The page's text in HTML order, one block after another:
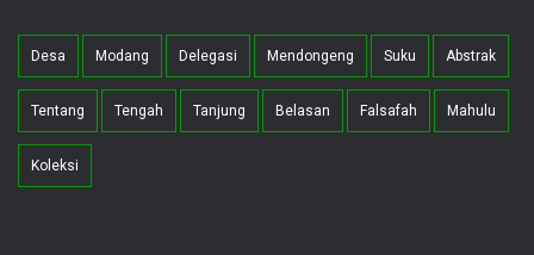
Desa Modang Delegasi Mendongeng Suku Abstrak
Tentang Tengah Tanjung Belasan Falsafah Mahulu
Koleksi